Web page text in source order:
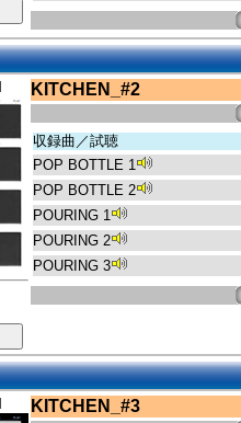
KITCHEN_#2
収録曲／試聴
POP BOTTLE 1
POP BOTTLE 2
POURING 1
POURING 2
POURING 3
KITCHEN_#3